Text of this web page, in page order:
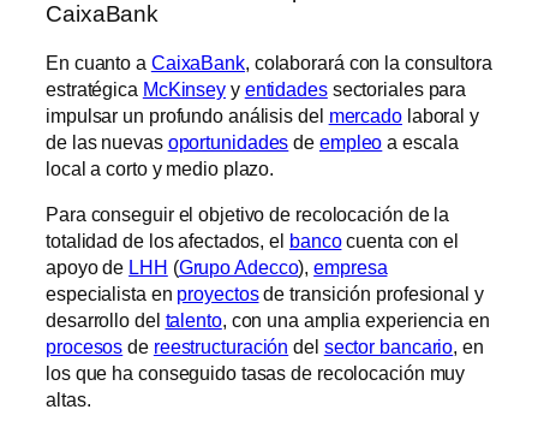
CaixaBank
En cuanto a CaixaBank, colaborará con la consultora
estratégica McKinsey y entidadessectoriales para
impulsar un profundo análisis del mercadolaboral y
de las nuevas oportunidades de empleo a escala
local a corto y medio plazo.
Para conseguir el objetivo de recolocación de la
totalidad de los afectados, el bancocuenta con el
apoyo de LHH (Grupo Adecco),empresa
especialista en proyectosde transición profesional y
desarrollo del talento, con una amplia experiencia en
procesos de reestructuración del sector bancario, en
los que ha conseguido tasas de recolocación muy
altas.